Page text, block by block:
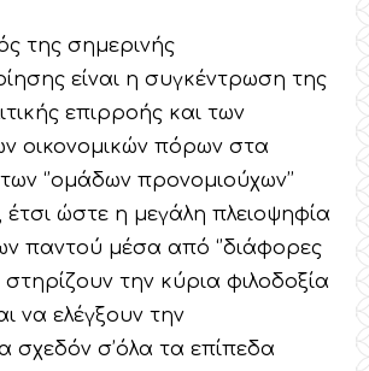
της σημερινής
είναι η συγκέντρωση της
επιρροής και των
οικονομικών πόρων στα
‘’ομάδων προνομιούχων’’
έτσι ώστε η μεγάλη πλειοψηφία
παντού μέσα από ‘’διάφορες
στηρίζουν την κύρια φιλοδοξία
να ελέγξουν την
σχεδόν σ’όλα τα επίπεδα